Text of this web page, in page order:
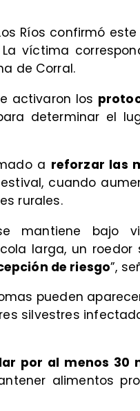
Ríos confirmó
La víctima
de Corral.
activaron los
determinar el
a reforzar las
cuando
rurales.
mantiene bajo
larga, un roedor
de riesgo”,
pueden
silvestres
por al menos 30
alimentos